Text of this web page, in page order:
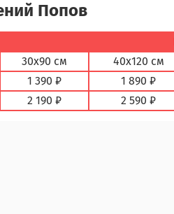
Попов
30х90 см 40х120 см
1 390 ₽ 1 890 ₽
2 190 ₽ 2 590 ₽